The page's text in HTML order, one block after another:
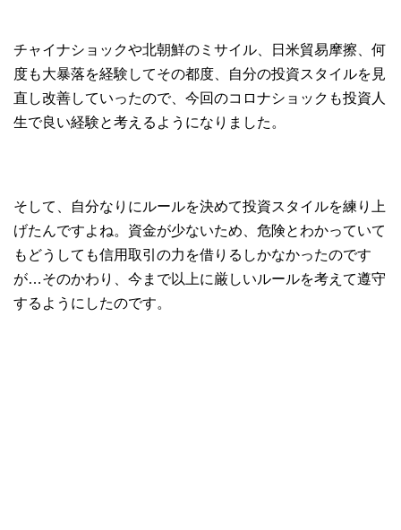
チャイナショックや北朝鮮のミサイル、日米貿易摩擦、何
度も大暴落を経験してその都度、自分の投資スタイルを見
直し改善していったので、今回のコロナショックも投資人
生で良い経験と考えるようになりました。
そして、自分なりにルールを決めて投資スタイルを練り上
げたんですよね。資金が少ないため、危険とわかっていて
もどうしても信用取引の力を借りるしかなかったのです
が…そのかわり、今まで以上に厳しいルールを考えて遵守
するようにしたのです。